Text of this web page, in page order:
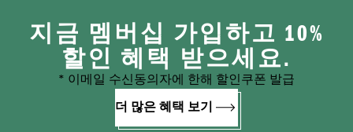
지금 멤버십 가입하고 10%
할인 혜택 받으세요.
* 이메일 수신동의자에 한해 할인쿠폰 발급
더 많은 혜택 보기